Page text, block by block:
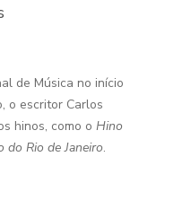
de Música no início
o escritor Carlos
hinos, como oHino
do Rio de Janeiro.